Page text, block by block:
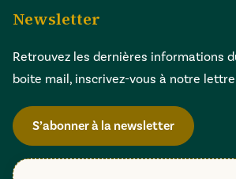
Newsletter
Retrouvez les dernières informations
boite mail, inscrivez-vous à notre
S’abonner à la newsletter